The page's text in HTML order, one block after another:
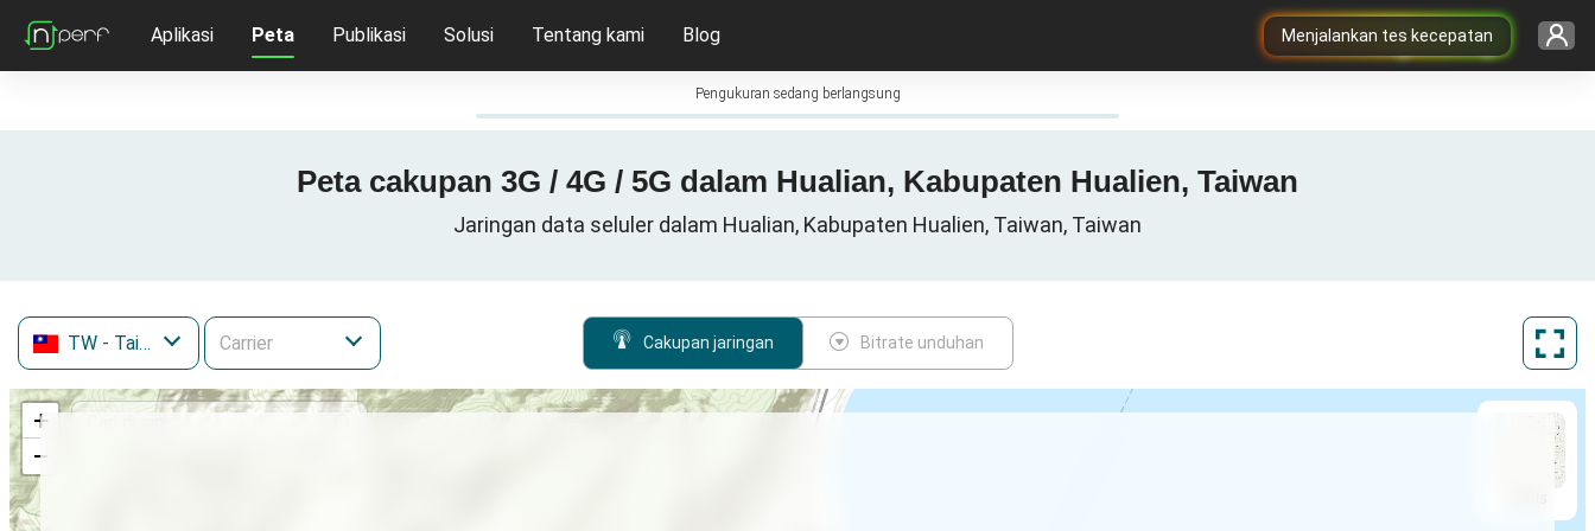
Menjalankan tes kecepatan
Aplikasi Peta Publikasi Solusi Tentang kami Blog
Pengukuran sedang berlangsung
Peta cakupan 3G / 4G / 5G dalam Hualian, Kabupaten Hualien, Taiwan
Jaringan data seluler dalam Hualian, Kabupaten Hualien, Taiwan, Taiwan
TW - Taiwan Cakupan jaringan Bitrate unduhan
+
−